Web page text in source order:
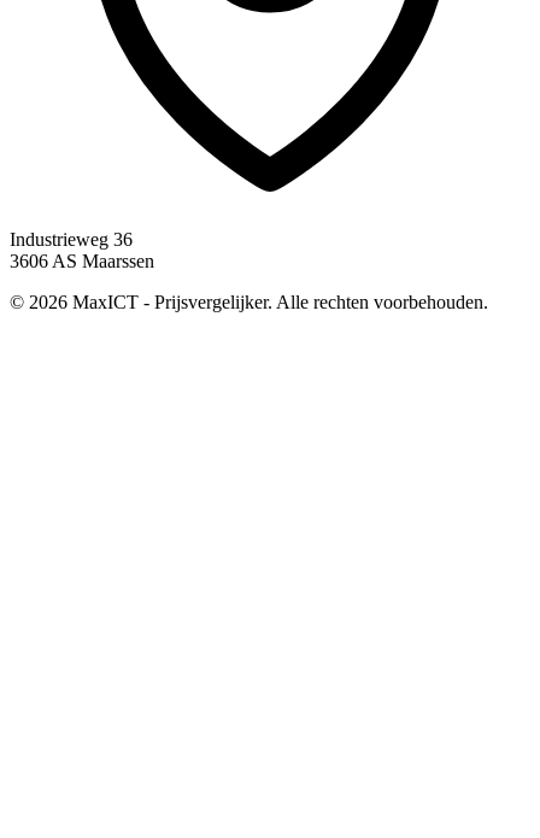
Industrieweg 36
3606 AS Maarssen
© 2026 MaxICT - Prijsvergelijker. Alle rechten voorbehouden.